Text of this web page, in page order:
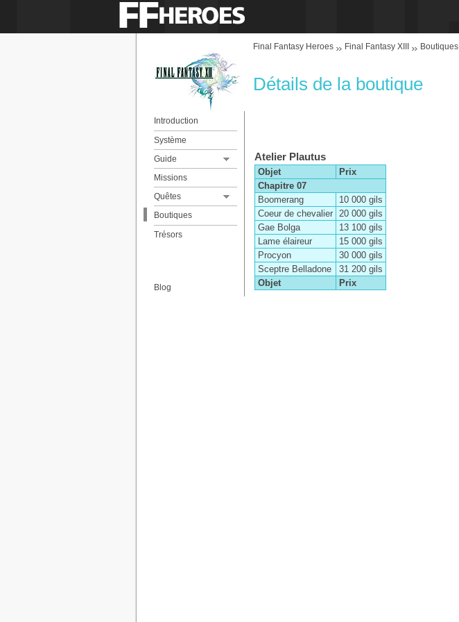
Final Fantasy Heroes Final Fantasy XIII Boutiques
Détails de la boutique
Atelier Plautus
Objet
Prix
Chapitre 07
Boomerang
10 000 gils
Coeur de chevalier 20 000 gils
Gae Bolga
13 100 gils
Lame élaireur
15 000 gils
Procyon
30 000 gils
Sceptre Belladone
31 200 gils
Objet
Prix
Introduction
Système
Guide
Chapitre IV
Chapitre VII
Chapitre VIII
Chapitre IX
Chapitre X
Chapitre XII
Chapitre XIII
Épilogue
Missions
Quêtes
La réparation de Bakhti
Les Chocobos
Battre les tortues
Boutiques
Trésors
Blog